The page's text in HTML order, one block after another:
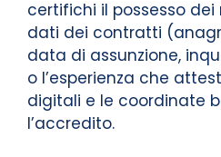
certifichi il possesso
dati dei contratti
data di assunzione,
o l’esperienza che
digitali e le coordinate
l’accredito.